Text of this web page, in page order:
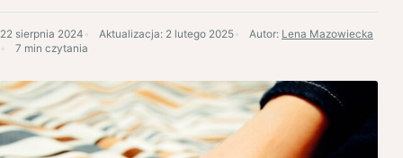
22 sierpnia 2024 Aktualizacja: 2 lutego 2025 Autor: Lena Mazowiecka
7 min czytania